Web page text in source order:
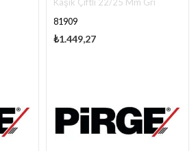
81909
₺1.449,27